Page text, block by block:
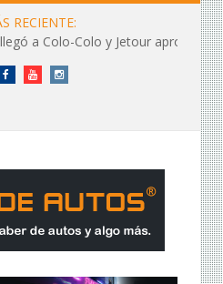
RECIENTE:
Autos y fútbol: Vozinha llegó a Colo-Colo y Jetour aprovechó los flashes
FacebookYouTubeInstagram